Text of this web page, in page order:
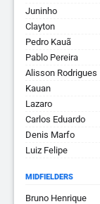
Juninho
Clayton
Pedro Kauã
Pablo Pereira
Alisson Rodrigues
Kauan
Lazaro
Carlos Eduardo
Denis Marfo
Luiz Felipe
MIDFIELDERS
Bruno Henrique